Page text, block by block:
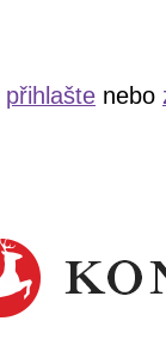
přihlašte nebo